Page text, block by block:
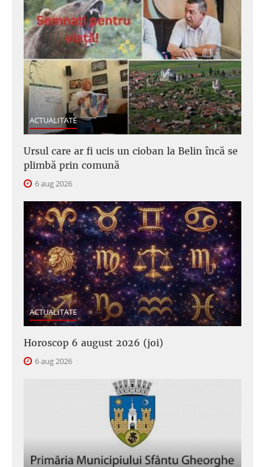
ACTUALITATE
Ursul care ar fi ucis un cioban la Belin încă se
plimbă prin comună
6 aug 2026
ACTUALITATE
Horoscop 6 august 2026 (joi)
6 aug 2026